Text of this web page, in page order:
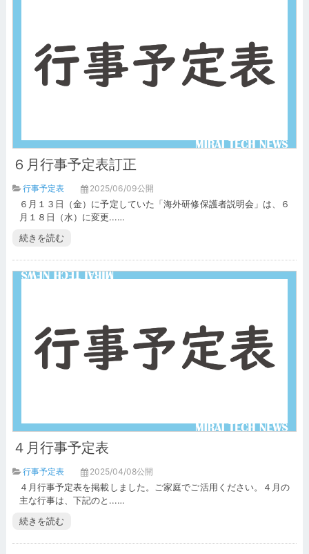
６月行事予定表訂正
行事予定表
2025/06/09公開
６月１３日（金）に予定していた「海外研修保護者説明会」は、６
月１８日（水）に変更...…
続きを読む
４月行事予定表
行事予定表
2025/04/08公開
４月行事予定表を掲載しました。ご家庭でご活用ください。４月の
主な行事は、下記のと...…
続きを読む